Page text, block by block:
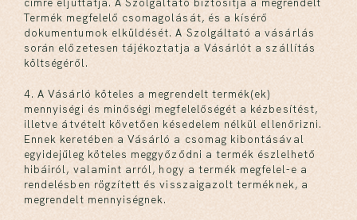
címre eljuttatja. A Szolgáltató biztosítja a megrendelt
Termék megfelelő csomagolását, és a kísérő
dokumentumok elküldését. A Szolgáltató a vásárlás
során előzetesen tájékoztatja a Vásárlót a szállítás
költségéről.
4. A Vásárló köteles a megrendelt termék(ek)
mennyiségi és minőségi megfelelőségét a kézbesítést,
illetve átvételt követően késedelem nélkül ellenőrizni.
Ennek keretében a Vásárló a csomag kibontásával
egyidejűleg köteles meggyőződni a termék észlelhető
hibáiról, valamint arról, hogy a termék megfelel-e a
rendelésben rögzített és visszaigazolt terméknek, a
megrendelt mennyiségnek.